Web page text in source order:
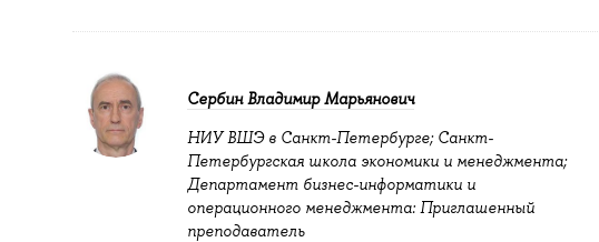
Сербин Владимир Марьянович
НИУ ВШЭ в Санкт-Петербурге; Санкт-
Петербургская школа экономики и менеджмента;
Департамент бизнес-информатики и
операционного менеджмента: Приглашенный
преподаватель